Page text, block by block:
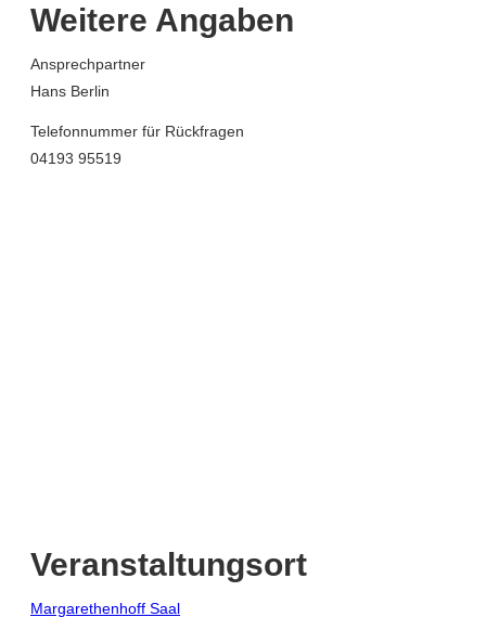
Weitere Angaben
Ansprechpartner
Hans Berlin
Telefonnummer für Rückfragen
04193 95519
Veranstaltungsort
Margarethenhoff Saal